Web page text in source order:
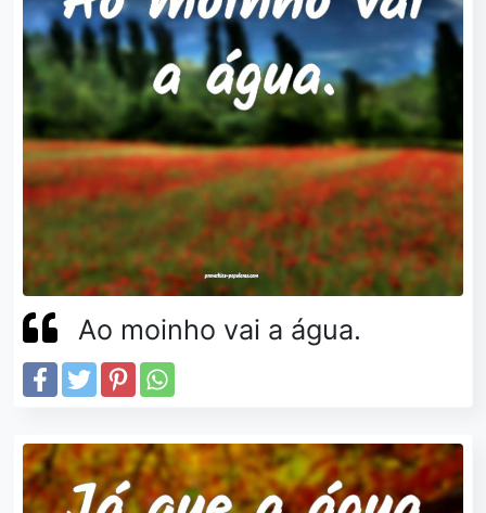
Ao moinho vai a água.